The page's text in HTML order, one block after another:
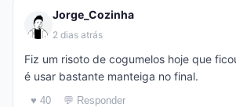
Jorge_Cozinha
2 dias atrás
Fiz um risoto de cogumelos hoje que
é usar bastante manteiga no final.
♥ 40 💬 Responder